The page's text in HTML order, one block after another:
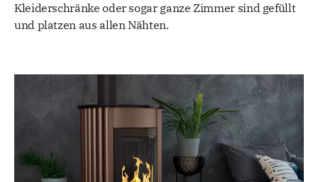
Kleiderschränke oder sogar ganze Zimmer sind gefüllt
und platzen aus allen Nähten.